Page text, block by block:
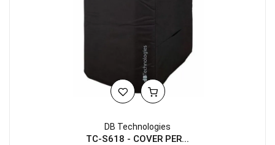
DB Technologies
TC-S618 - COVER PER...